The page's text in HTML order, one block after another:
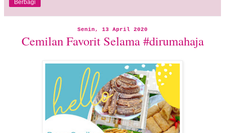
Berbagi
Senin, 13 April 2020
Cemilan Favorit Selama #dirumahaja